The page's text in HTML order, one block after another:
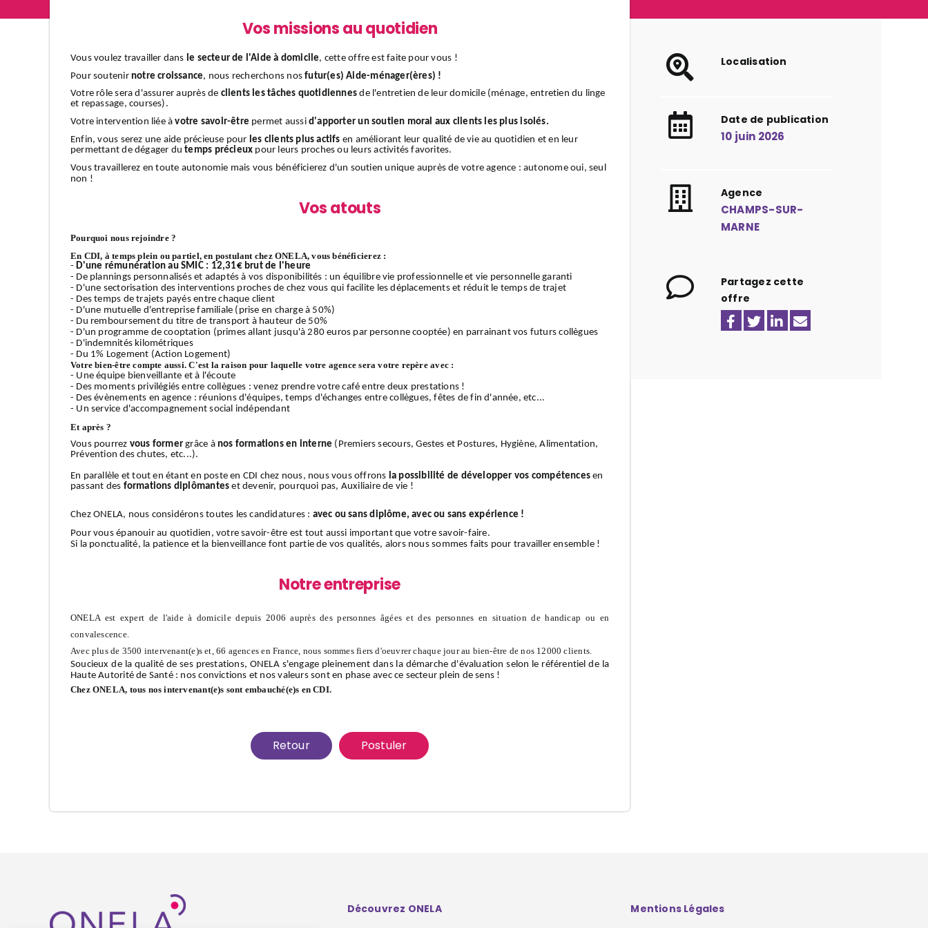
Localisation
Date de publication
10 juin 2026
Agence
CHAMPS-SUR-
MARNE
Partagez cette
offre
Vos missions au quotidien
Vous voulez travailler dans le secteur de l'Aide à domicile, cette offre est faite pour vous !
Pour soutenir notre croissance, nous recherchons nosfutur(es) Aide-ménager(ères) !
Votre rôle sera d'assurer auprès de clients les tâches quotidiennes de l'entretien de leur domicile (ménage, entretien du linge
et repassage, courses).
Votre intervention liée àvotre savoir-être permet aussi d'apporter un soutien moral aux clients les plus isolés.
Enfin, vous serez une aide précieuse pour les clients plus actifs en améliorant leur qualité de vie au quotidien et en leur
permettant de dégager dutemps précieux pour leurs proches ou leurs activités favorites.
Vous travaillerez en toute autonomie mais vous bénéficierez d'un soutien unique auprès de votre agence : autonome oui, seul
non !
Vos atouts
Pourquoi nous rejoindre ?
En CDI, à temps plein ou partiel, en postulant chez ONELA, vous bénéficierez :
- D'une rémunération au SMIC : 12,31€ brut de l'heure
- De plannings personnalisés et adaptés à vos disponibilités : un équilibre vie professionnelle et vie personnelle garanti
- D'une sectorisation des interventions proches de chez vous qui facilite les déplacements et réduit le temps de trajet
- Des temps de trajets payés entre chaque client
- D'une mutuelle d'entreprise familiale (prise en charge à 50%)
- Du remboursement du titre de transport à hauteur de 50%
- D'un programme de cooptation (primes allant jusqu'à 280 euros par personne cooptée) en parrainant vos futurs collègues
- D'indemnités kilométriques
- Du 1% Logement (Action Logement)
Votre bien-être compte aussi. C'est la raison pour laquelle votre agence sera votre repère avec :
- Une équipe bienveillante et à l'écoute
- Des moments privilégiés entre collègues : venez prendre votre café entre deux prestations !
- Des évènements en agence : réunions d'équipes, temps d'échanges entre collègues, fêtes de fin d'année, etc...
- Un service d'accompagnement social indépendant
Et après ?
Vous pourrez vous former grâce à nos formations en interne (Premiers secours, Gestes et Postures, Hygiène, Alimentation,
Prévention des chutes, etc...).
En parallèle et tout en étant en poste en CDI chez nous, nous vous offrons la possibilité de développer vos compétences en
passant des formations diplômantes et devenir, pourquoi pas, Auxiliaire de vie !
Chez ONELA, nous considérons toutes les candidatures : avec ou sans diplôme, avec ou sans expérience !
Pour vous épanouir au quotidien, votre savoir-être est tout aussi important que votre savoir-faire.
Si la ponctualité, la patience et la bienveillance font partie de vos qualités, alors nous sommes faits pour travailler ensemble !
Notre entreprise
ONELA est expert de l'aide à domicile depuis 2006 auprès des personnes âgées et des personnes en situation de handicap ou en
convalescence.
Avec plus de 3500 intervenant(e)s et, 66 agences en France, nous sommes fiers d'oeuvrer chaque jour au bien-être de nos 12000 clients.
Soucieux de la qualité de ses prestations, ONELA s'engage pleinement dans la démarche d'évaluation selon le référentiel de la
Haute Autorité de Santé : nos convictions et nos valeurs sont en phase avec ce secteur plein de sens !
Chez ONELA, tous nos intervenant(e)s sont embauché(e)s en CDI.
Retour Postuler
Découvrez ONELA Mentions Légales